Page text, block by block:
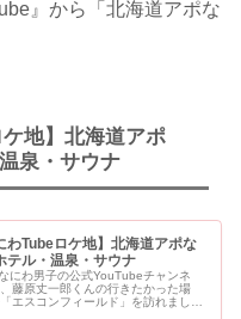
』から「北海道アポな
地】北海道アポ
泉・サウナ
わTubeロケ地】北海道アポな
テル・温泉・サウナ
にわ男子の公式YouTubeチャンネ
藤原丈一郎くんの行きたかった場
エスコンフィールド」を訪れまし